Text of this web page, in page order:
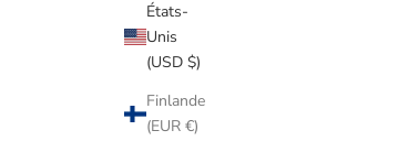
États-
Unis
(USD $)
Finlande
(EUR €)